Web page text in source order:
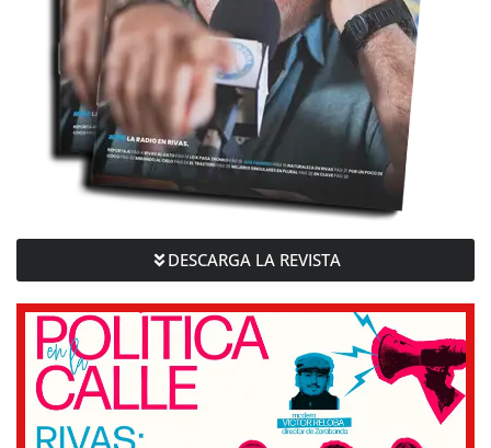
DESCARGA LA REVISTA